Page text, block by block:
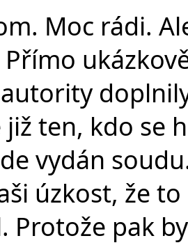
Moc rádi.
již ten, kdo se
vydán
úzkost, že
Protože pak